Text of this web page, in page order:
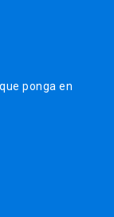
ponga en